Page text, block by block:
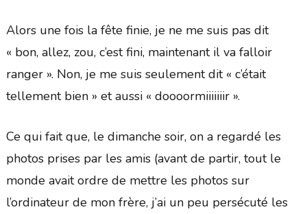
Alors une fois la fête finie, je ne me suis pas dit
« bon, allez, zou, c’est fini, maintenant il va falloir
ranger ». Non, je me suis seulement dit « c’était
tellement bien » et aussi « doooormiiiiiiir ».
Ce qui fait que, le dimanche soir, on a regardé les
photos prises par les amis (avant de partir, tout le
monde avait ordre de mettre les photos sur
l’ordinateur de mon frère, j’ai un peu persécuté les